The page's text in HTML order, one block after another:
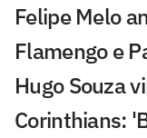
Felipe Melo
Flamengo e
Hugo Souza
Corinthians: